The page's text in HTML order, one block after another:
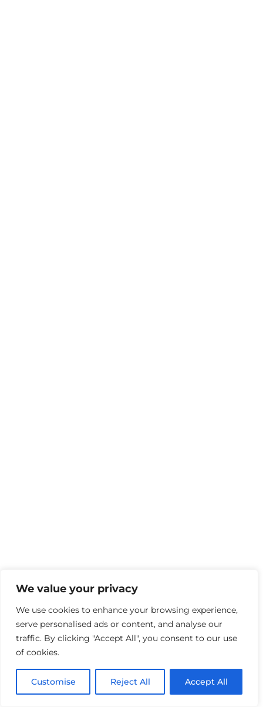
We value your privacy
We use cookies to enhance your browsing experience,
serve personalised ads or content, and analyse our
traffic. By clicking "Accept All", you consent to our use
of cookies.
Customise Reject All Accept All